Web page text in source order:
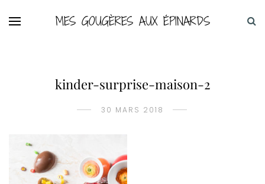
MES GOUGÈRES AUX ÉPINARDS
kinder-surprise-maison-2
30 MARS 2018